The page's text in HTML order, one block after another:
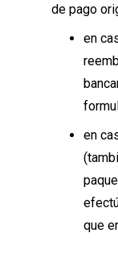
de pago
en
en
que